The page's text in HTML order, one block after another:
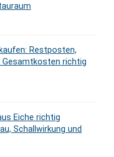
Restposten,
Gesamtkosten richtig
Eiche richtig
Schallwirkung und